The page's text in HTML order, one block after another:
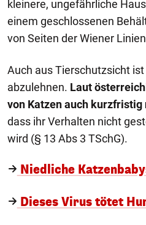
kleinere, ungefährliche
einem geschlossenen
von Seiten der Wiener
Auch aus Tierschutzsicht
abzulehnen. Laut
von Katzen auch
dass ihr Verhalten nicht
wird (§ 13 Abs 3 TSchG).
Niedliche
Dieses Virus tötet